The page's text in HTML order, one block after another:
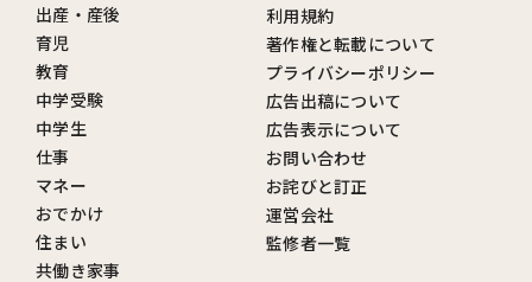
出産・産後
育児
教育
中学受験
中学生
仕事
マネー
おでかけ
住まい
共働き家事
利用規約
著作権と転載について
プライバシーポリシー
広告出稿について
広告表示について
お問い合わせ
お詫びと訂正
運営会社
監修者一覧